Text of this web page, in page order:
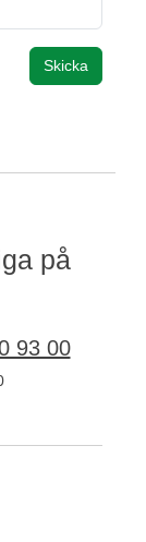
Skicka
på
93 00